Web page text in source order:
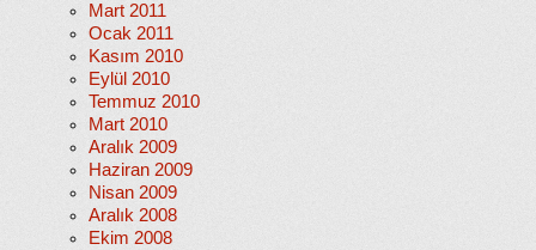
Mart 2011
Ocak 2011
Kasım 2010
Eylül 2010
Temmuz 2010
Mart 2010
Aralık 2009
Haziran 2009
Nisan 2009
Aralık 2008
Ekim 2008